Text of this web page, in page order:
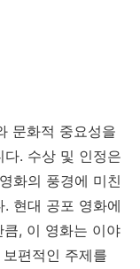
문화적 중요성을
. 수상 및 인정은
화의 풍경에 미친
현대 공포 영화에
, 이 영화는 이야
편적인 주제를